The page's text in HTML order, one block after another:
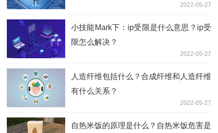
2022-05-27
小技能Mark下：ip受限是什么意思？ip受
限怎么解决？
2022-05-27
人造纤维包括什么？合成纤维和人造纤维
有什么关系？
2022-05-27
自热米饭的原理是什么？自热米饭危害是